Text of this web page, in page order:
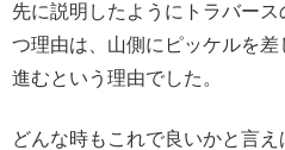
先に説明したようにトラバー
つ理由は、山側にピッケルを
進むという理由でした。
どんな時もこれで良いかと言